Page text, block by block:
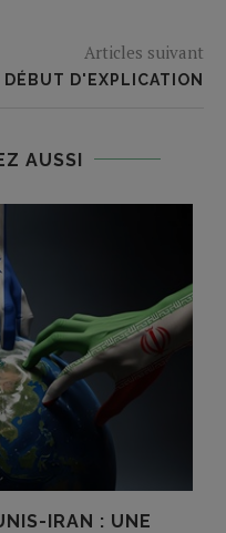
Articles suivant
DÉBUT D'EXPLICATION
AUSSI
IRAN : UNE